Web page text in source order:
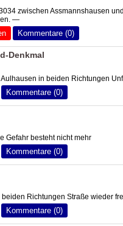
zwischen Assmannshausen
—
Kommentare (0)
Denkmal
in beiden Richtungen
Kommentare (0)
Gefahr besteht nicht mehr
Kommentare (0)
Richtungen Straße wieder
Kommentare (0)